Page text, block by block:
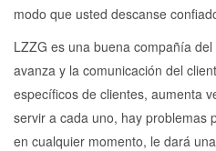
modo que usted descanse
LZZG es una buena compañía
avanza y la comunicación del
específicos de clientes, aumenta
servir a cada uno, hay problemas
en cualquier momento, le dará